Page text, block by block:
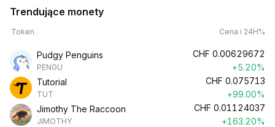
Trendujące monety
Token Cena i 24H%
Pudgy Penguins
PENGU
CHF 0.00629672
+5.20%
Tutorial
TUT
CHF 0.075713
+99.00%
Jimothy The Raccoon
JIMOTHY
CHF 0.01124037
+163.20%